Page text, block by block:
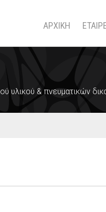
ΑΡΧΙΚΗ
υλικού & πνευματικών